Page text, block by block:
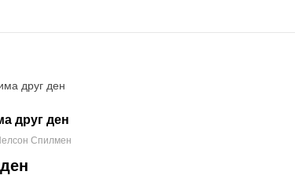
друг ден
Спилмен